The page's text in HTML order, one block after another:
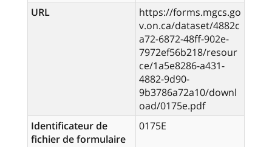
URL
https://forms.mgcs.go
v.on.ca/dataset/4882c
a72-6872-48ff-902e-
7972ef56b218/resour
ce/1a5e8286-a431-
4882-9d90-
9b3786a72a10/downl
oad/0175e.pdf
Identificateur de
fichier de formulaire
0175E